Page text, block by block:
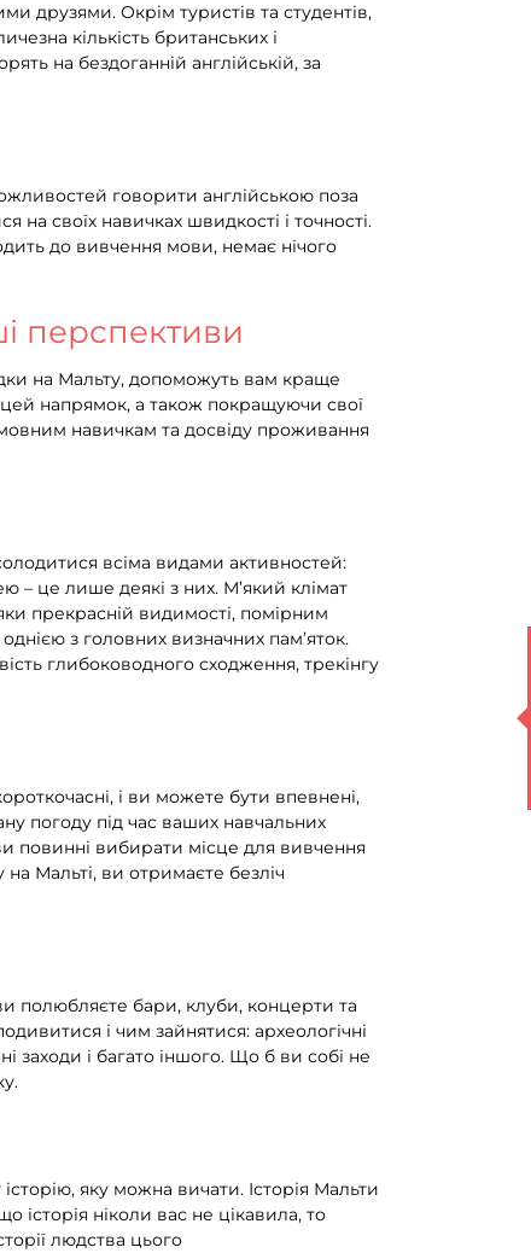
друзями. Окрім туристів та студентів,
кількість британських і
на бездоганній англійській, за
говорити англійською поза
своїх навичках швидкості і точності.
до вивчення мови, немає нічого
перспективи
на Мальту, допоможуть вам краще
цей напрямок, а також покращуючи свої
навичкам та досвіду проживання
всіма видами активностей:
– це лише деякі з них. М’який клімат
прекрасній видимості, помірним
з головних визначних пам’яток.
глибоководного сходження, трекінгу
і ви можете бути впевнені,
погоду під час ваших навчальних
повинні вибирати місце для вивчення
Мальті, ви отримаєте безліч
полюбляєте бари, клуби, концерти та
і чим зайнятися: археологічні
заходи і багато іншого. Що б ви собі не
яку можна вичати. Історія Мальти
історія ніколи вас не цікавила, то
людства цього